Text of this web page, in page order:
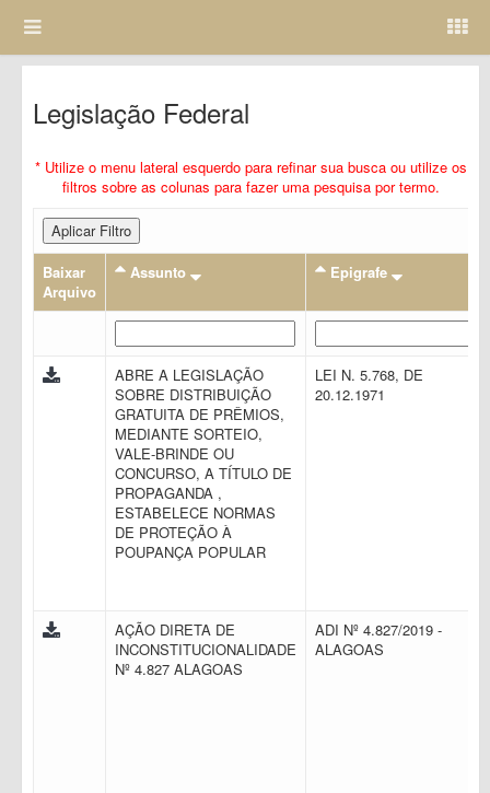
Legislação Federal
* Utilize o menu lateral esquerdo para refinar sua busca ou utilize os
filtros sobre as colunas para fazer uma pesquisa por termo.
Aplicar Filtro
Baixar
Arquivo
Assunto Epigrafe
ABRE A LEGISLAÇÃO
SOBRE DISTRIBUIÇÃO
GRATUITA DE PRÊMIOS,
MEDIANTE SORTEIO,
VALE-BRINDE OU
CONCURSO, A TÍTULO DE
PROPAGANDA ,
ESTABELECE NORMAS
DE PROTEÇÃO À
POUPANÇA POPULAR
LEI N. 5.768, DE
20.12.1971
AÇÃO DIRETA DE
INCONSTITUCIONALIDADE
Nº 4.827 ALAGOAS
ADI Nº 4.827/2019 -
ALAGOAS